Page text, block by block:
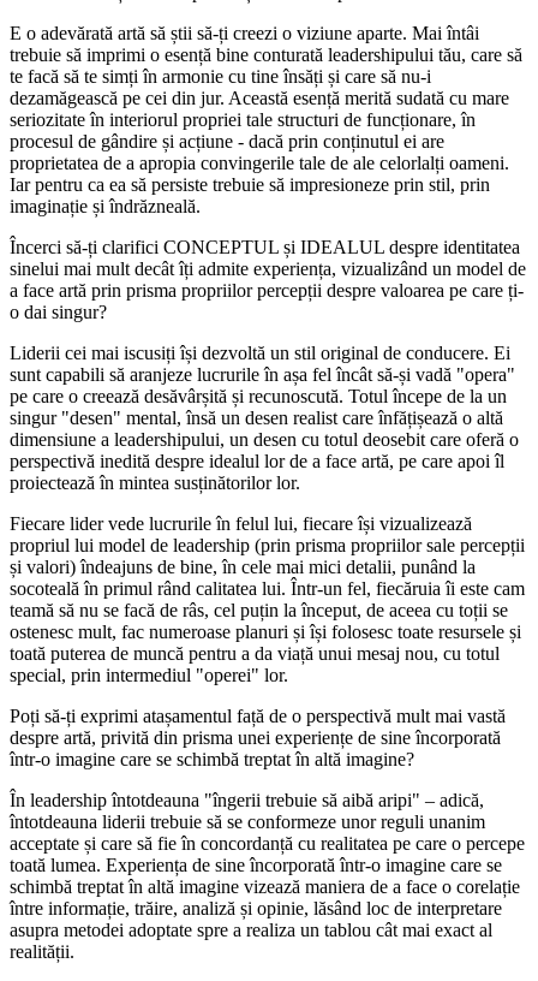
E o adevărată artă să știi să-ți creezi o viziune aparte. Mai întâi
trebuie să imprimi o esență bine conturată leadershipului tău, care să
te facă să te simți în armonie cu tine însăți și care să nu-i
dezamăgească pe cei din jur. Această esență merită sudată cu mare
seriozitate în interiorul propriei tale structuri de funcționare, în
procesul de gândire și acțiune - dacă prin conținutul ei are
proprietatea de a apropia convingerile tale de ale celorlalți oameni.
Iar pentru ca ea să persiste trebuie să impresioneze prin stil, prin
imaginație și îndrăzneală.
Încerci să-ți clarifici CONCEPTUL și IDEALUL despre identitatea
sinelui mai mult decât îți admite experiența, vizualizând un model de
a face artă prin prisma propriilor percepții despre valoarea pe care ți-
o dai singur?
Liderii cei mai iscusiți își dezvoltă un stil original de conducere. Ei
sunt capabili să aranjeze lucrurile în așa fel încât să-și vadă "opera"
pe care o creează desăvârșită și recunoscută. Totul începe de la un
singur "desen" mental, însă un desen realist care înfățișează o altă
dimensiune a leadershipului, un desen cu totul deosebit care oferă o
perspectivă inedită despre idealul lor de a face artă, pe care apoi îl
proiectează în mintea susținătorilor lor.
Fiecare lider vede lucrurile în felul lui, fiecare își vizualizează
propriul lui model de leadership (prin prisma propriilor sale percepții
și valori) îndeajuns de bine, în cele mai mici detalii, punând la
socoteală în primul rând calitatea lui. Într-un fel, fiecăruia îi este cam
teamă să nu se facă de râs, cel puțin la început, de aceea cu toții se
ostenesc mult, fac numeroase planuri și își folosesc toate resursele și
toată puterea de muncă pentru a da viață unui mesaj nou, cu totul
special, prin intermediul "operei" lor.
Poți să-ți exprimi atașamentul față de o perspectivă mult mai vastă
despre artă, privită din prisma unei experiențe de sine încorporată
într-o imagine care se schimbă treptat în altă imagine?
În leadership întotdeauna "îngerii trebuie să aibă aripi" – adică,
întotdeauna liderii trebuie să se conformeze unor reguli unanim
acceptate și care să fie în concordanță cu realitatea pe care o percepe
toată lumea. Experiența de sine încorporată într-o imagine care se
schimbă treptat în altă imagine vizează maniera de a face o corelație
între informație, trăire, analiză și opinie, lăsând loc de interpretare
asupra metodei adoptate spre a realiza un tablou cât mai exact al
realității.